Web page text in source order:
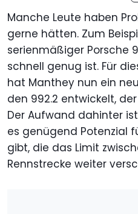
Manche Leute haben
gerne hätten. Zum
serienmäßiger Porsche
schnell genug ist. Für
hat Manthey nun ein
den 992.2 entwickelt,
Der Aufwand dahinter
es genügend Potenzial
gibt, die das Limit
Rennstrecke weiter